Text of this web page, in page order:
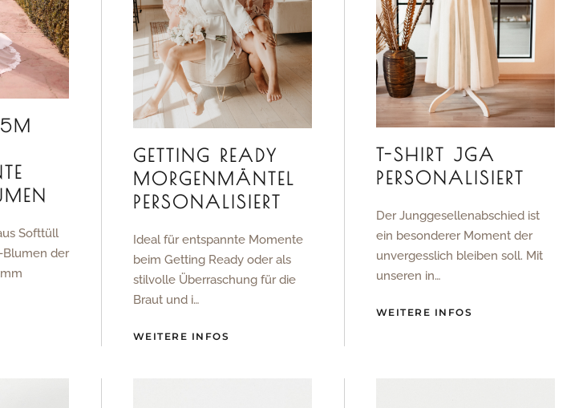
Softtüll
Blumen der
GETTING READY
MORGENMÄNTEL
PERSONALISIERT
Ideal für entspannte Momente
beim Getting Ready oder als
stilvolle Überraschung für die
Braut und i…
WEITERE INFOS
T-SHIRT JGA
PERSONALISIERT
Der Junggesellenabschied ist
ein besonderer Moment der
unvergesslich bleiben soll. Mit
unseren in…
WEITERE INFOS